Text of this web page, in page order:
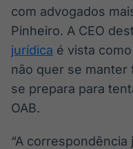
com advogados
Pinheiro. A CEO
jurídica é vista
não quer se manter
se prepara para
OAB.
“A